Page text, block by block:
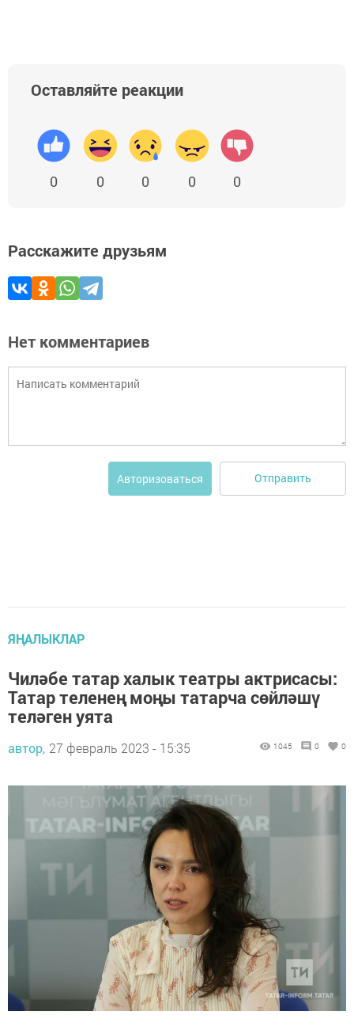
Оставляйте реакции
0 0 0 0 0
Расскажите друзьям
Нет комментариев
Авторизоваться Отправить
ЯҢАЛЫКЛАР
Чиләбе татар халык театры актрисасы:
Татар теленең моңы татарча сөйләшү
теләген уята
автор, 27 февраль 2023 - 15:35 1045 0 0